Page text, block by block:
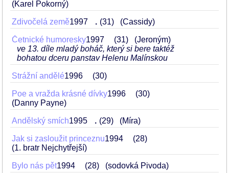
(Karel Pokorný)
Zdivočelá země1997 . 31 (Cassidy)
Četnické humoresky1997 31
(Jeroným)
ve 13. díle mladý boháč, který si bere taktéž
bohatou dceru panstav Helenu Malínskou
Strážní andělé1996 30
Poe a vražda krásné dívky1996
30
(Danny Payne)
Andělský smích1995 . 29 (Míra)
Jak si zasloužit princeznu1994
28
(1. bratr Nejchytřejší)
Bylo nás pět1994 28 (sodovká Pivoda)